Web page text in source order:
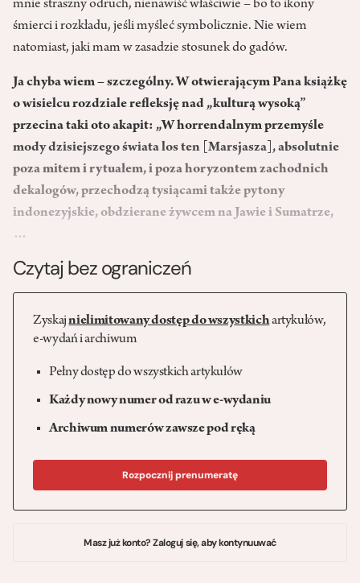
mnie straszny odruch, nienawiść właściwie – bo to ikony
śmierci i rozkładu, jeśli myśleć symbolicznie. Nie wiem
natomiast, jaki mam w zasadzie stosunek do gadów.
Ja chyba wiem – szczególny. W otwierającym Pana książkę
o wisielcu rozdziale refleksję nad „kulturą wysoką”
przecina taki oto akapit: „W horrendalnym przemyśle
mody dzisiejszego świata los ten [Marsjasza], absolutnie
poza mitem i rytuałem, i poza horyzontem zachodnich
dekalogów, przechodzą tysiącami także pytony
indonezyjskie, obdzierane żywcem na Jawie i Sumatrze,
…
Czytaj bez ograniczeń
Zyskajnielimitowany dostęp do wszystkichartykułów,
e-wydań i archiwum
Pełny dostęp do wszystkich artykułów
Każdy nowy numer od razu w e-wydaniu
Archiwum numerów zawsze pod ręką
Rozpocznij prenumeratę
Masz już konto? Zaloguj się, aby kontynuuwać